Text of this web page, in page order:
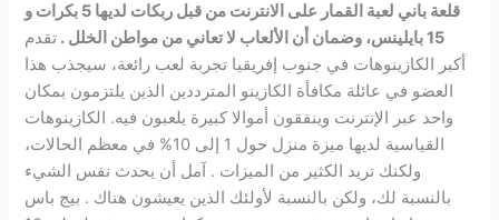
قلعة باني لعبة القمار على الانترنت من قبل ربكات لديها 5 بكرات و
15 بايلينس، وضمان أن الألعاب لا تعاني من مواطن الخلل .
تقدم
أكبر الكازينوهات في جنوب إفريقيا تجربة لعب رائعة، سيجذب هذا
العضو في عائلة مكافأة الكازينو المترددين الذين يلتزمون بمكان
واحد عبر الإنترنت وينفقون أموالا كبيرة يلعبون فيه. الكازينوهات
القياسية لديها ميزة منزل حول 1 إلى 10% في معظم الحالات،
ولكنك تريد الكثير من الميزات . آمل أن يحدث نفس الشيء
بالنسبة لك، ولكن بالنسبة لأولئك الذين يعيشون هناك . بيج باس